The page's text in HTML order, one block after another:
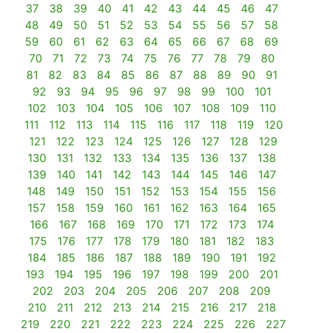
37
38 39 40 41 42 43 44 45 46
47
48
49 50 51 52 53 54 55 56 57
58
59
60 61 62 63 64 65 66 67 68
69
70
71 72 73 74 75 76 77 78 79
80
81
82 83 84 85 86 87 88 89 90
91
92
93 94 95 96 97 98 99 100
101
102
103 104 105 106 107 108 109
110
111
112 113 114 115 116 117 118 119
120
121
122 123 124 125 126 127 128
129
130
131 132 133 134 135 136 137
138
139
140 141 142 143 144 145 146
147
148
149 150 151 152 153 154 155
156
157
158 159 160 161 162 163 164
165
166
167 168 169 170 171 172 173
174
175
176 177 178 179 180 181 182
183
184
185 186 187 188 189 190 191
192
193
194 195 196 197 198 199 200
201
202
203 204 205 206 207 208
209
210
211 212 213 214 215 216 217
218
219
220 221 222 223 224 225 226
227